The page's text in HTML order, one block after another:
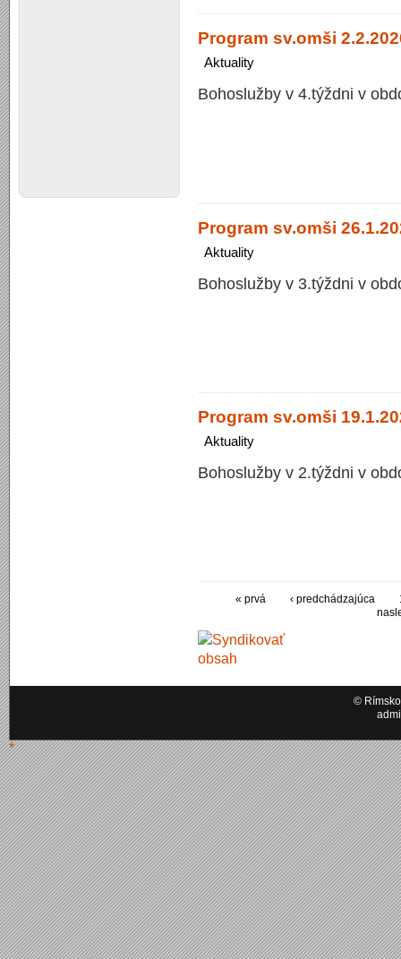
Program sv.omši
Aktuality
Bohoslužby v 4.týždni v
Program sv.omši
Aktuality
Bohoslužby v 3.týždni v
Program sv.omši
Aktuality
Bohoslužby v 2.týždni v
« prvá ‹ predchádzajúca
©
*